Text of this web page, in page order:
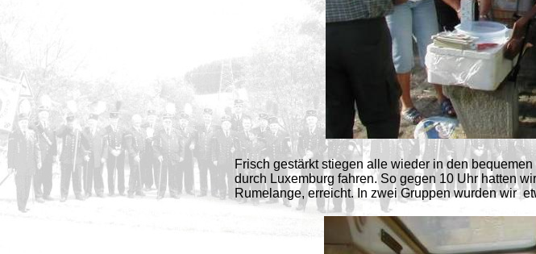
Frisch gestärkt stiegen alle wieder in den
durch Luxemburg fahren. So gegen 10 Uhr hatten
Rumelange, erreicht. In zwei Gruppen wurden wir